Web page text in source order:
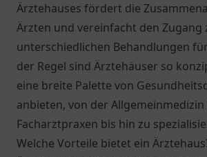
Ärztehauses fördert die
Ärzten und vereinfacht den Zugang
unterschiedlichen Behandlungen
der Regel sind Ärztehäuser so
eine breite Palette von
anbieten, von der
Facharztpraxen bis hin zu
Welche Vorteile bietet ein